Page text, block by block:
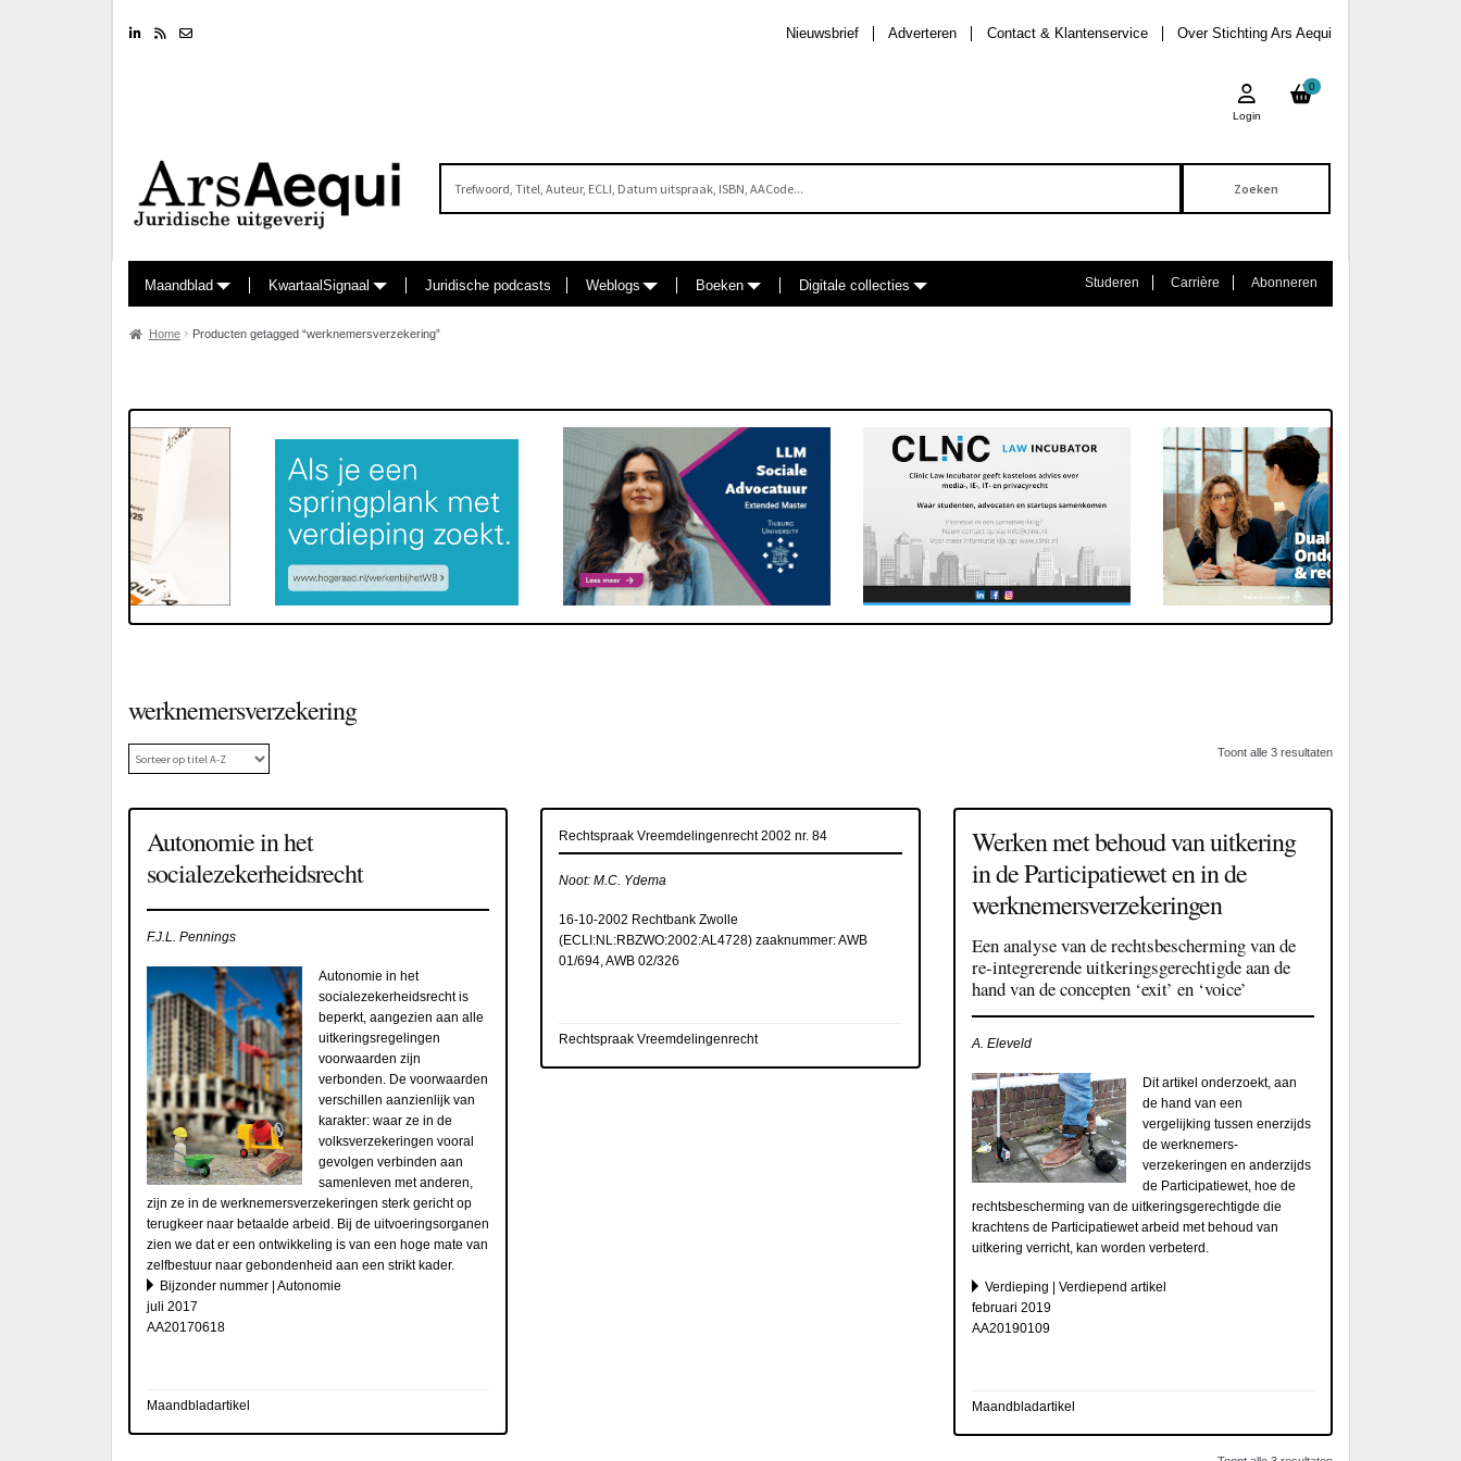
LinkedinRSS feed Over Stichting Ars Aequi
Contact & Klantenservice
Adverteren
Nieuwsbrief
0
Login
Maandblad KwartaalSignaal Juridische podcasts Weblogs Boeken Digitale collecties Studeren Carrière Abonneren
Home Producten getagged “werknemersverzekering”
werknemersverzekering
Toont alle 3 resultaten
Autonomie in het
socialezekerheidsrecht
F.J.L. Pennings
Autonomie in het
socialezekerheidsrecht is
beperkt, aangezien aan alle
uitkeringsregelingen
voorwaarden zijn
verbonden. De voorwaarden
verschillen aanzienlijk van
karakter: waar ze in de
volksverzekeringen vooral
gevolgen verbinden aan
samenleven met anderen,
zijn ze in de werknemersverzekeringen sterk gericht op
terugkeer naar betaalde arbeid. Bij de uitvoeringsorganen
zien we dat er een ontwikkeling is van een hoge mate van
zelfbestuur naar gebondenheid aan een strikt kader.
Bijzonder nummer | Autonomie
juli 2017
AA20170618
Maandbladartikel
Rechtspraak Vreemdelingenrecht 2002 nr. 84
Noot: M.C. Ydema
16-10-2002 Rechtbank Zwolle
(ECLI:NL:RBZWO:2002:AL4728) zaaknummer: AWB
01/694, AWB 02/326
Rechtspraak Vreemdelingenrecht
Werken met behoud van uitkering
in de Participatiewet en in de
werknemers­verzekeringen
Een analyse van de rechtsbescherming van de
re-integrerende uitkerings­gerechtigde aan de
hand van de concepten ‘exit’ en ‘voice’
A. Eleveld
Dit artikel onderzoekt, aan
de hand van een
vergelijking tussen enerzijds
de werknemers­
verzekeringen en anderzijds
de Participatiewet, hoe de
rechtsbescherming van de uitkerings­gerechtigde die
krachtens de Participatiewet arbeid met behoud van
uitkering verricht, kan worden verbeterd.
Verdieping | Verdiepend artikel
februari 2019
AA20190109
Maandbladartikel